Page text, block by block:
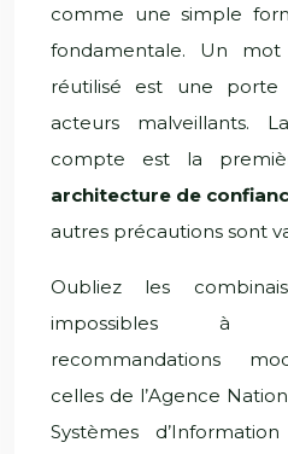
comme une simple
fondamentale. Un
réutilisé est une porte
acteurs malveillants.
compte est la
architecture de
autres précautions sont
Oubliez les
impossibles à
recommandations
celles de l’Agence
Systèmes